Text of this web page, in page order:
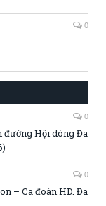
0
0
đường Hội dòng Đa
0
– Ca đoàn HD. Đa